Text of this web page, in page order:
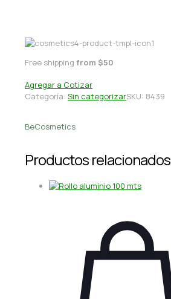
Free shipping from $50
Agregar a Cotizar
Categoría: Sin categorizarSKU: 8439
BeCosmetics
Productos relacionados